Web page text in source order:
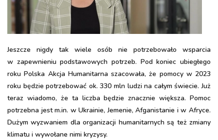
Jeszcze nigdy tak wiele osób nie potrzebowało wsparcia
w zapewnieniu podstawowych potrzeb. Pod koniec ubiegłego
roku Polska Akcja Humanitarna szacowała, że pomocy w 2023
roku będzie potrzebować ok. 330 mln ludzi na całym świecie. Już
teraz wiadomo, że ta liczba będzie znacznie większa. Pomoc
potrzebna jest m.in. w Ukrainie, Jemenie, Afganistanie i w Afryce.
Dużym wyzwaniem dla organizacji humanitarnych są też zmiany
klimatu i wywołane nimi kryzysy.